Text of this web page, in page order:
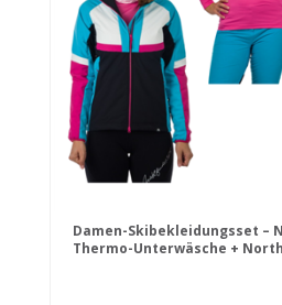
Damen-Skibekleidungsset –
Thermo-Unterwäsche +